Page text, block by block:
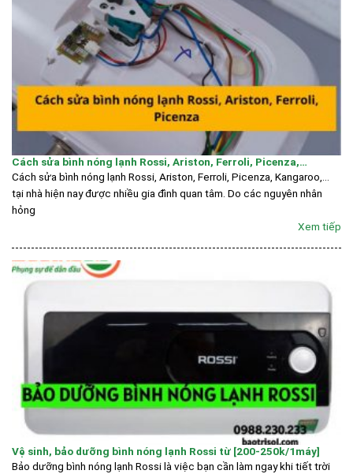
Cách sửa bình nóng lạnh Rossi, Ariston, Ferroli, Picenza,…
Cách sửa bình nóng lạnh Rossi, Ariston, Ferroli, Picenza, Kangaroo,…
tại nhà hiện nay được nhiều gia đình quan tâm. Do các nguyên nhân
hỏng
Xem tiếp
Vệ sinh, bảo dưỡng bình nóng lạnh Rossi từ [200-250k/1máy]
Bảo dưỡng bình nóng lạnh Rossi là việc bạn cần làm ngay khi tiết trời